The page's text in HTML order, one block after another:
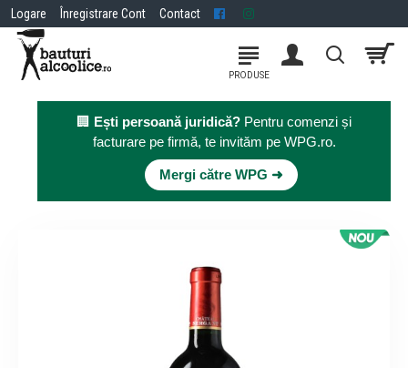
Logare Înregistrare Cont Contact
🏢 Ești persoană juridică? Pentru comenzi și
facturare pe firmă, te invităm pe WPG.ro.
Mergi către WPG ➜